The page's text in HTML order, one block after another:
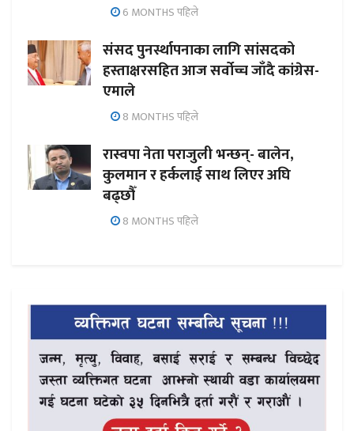
6 MONTHS पहिले
संसद पुनर्स्थापनाका लागि सांसदको
हस्ताक्षरसहित आज सर्वोच्च जाँदै कांग्रेस-
एमाले
8 MONTHS पहिले
रास्वपा नेता पराजुली भन्छन्- बालेन,
कुलमान र हर्कलाई साथ लिएर अघि
बढ्छौँ
8 MONTHS पहिले